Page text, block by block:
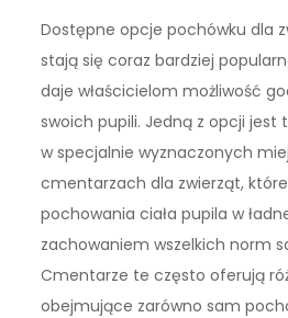
Dostępne opcje pochówku dla
stają się coraz bardziej
daje właścicielom możliwość
swoich pupili. Jedną z opcji
w specjalnie wyznaczonych
cmentarzach dla zwierząt,
pochowania ciała pupila w
zachowaniem wszelkich norm
Cmentarze te często oferują
obejmujące zarówno sam